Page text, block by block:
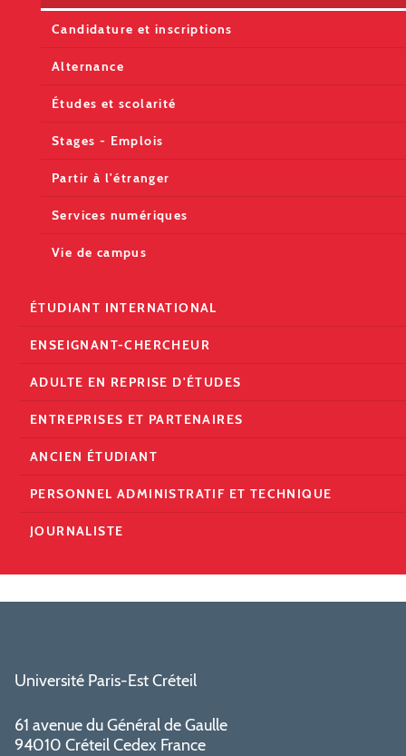
Candidature et inscriptions
Alternance
Études et scolarité
Stages - Emplois
Partir à l'étranger
Services numériques
Vie de campus
ÉTUDIANT INTERNATIONAL
ENSEIGNANT-CHERCHEUR
ADULTE EN REPRISE D'ÉTUDES
ENTREPRISES ET PARTENAIRES
ANCIEN ÉTUDIANT
PERSONNEL ADMINISTRATIF ET TECHNIQUE
JOURNALISTE
Université Paris-Est Créteil
61 avenue du Général de Gaulle
94010 Créteil Cedex France